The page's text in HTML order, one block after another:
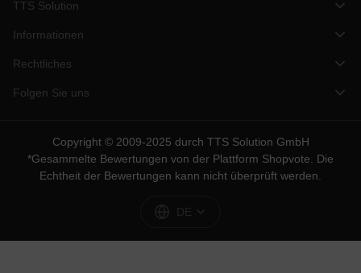
TTS Solution
Informationen
Rechtliches
Folgen Sie uns
Copyright © 2009-2025 durch TTS Solution GmbH
*Gesammelte Bewertungen von der Plattform Shopvote . Die
Echtheit der Bewertungen kann nicht überprüft werden.
DE